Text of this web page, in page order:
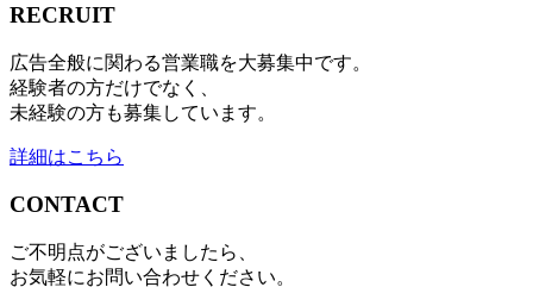
RECRUIT
広告全般に関わる営業職を大募集中です。
経験者の方だけでなく、
未経験の方も募集しています。
詳細はこちら
CONTACT
ご不明点がございましたら、
お気軽にお問い合わせください。